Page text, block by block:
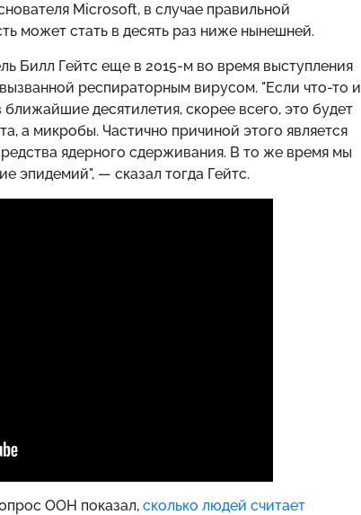
Microsoft, в случае правильной
может стать в десять раз ниже нынешней.
Билл Гейтс еще в 2015-м во время выступления
респираторным вирусом. "Если что-то и
десятилетия, скорее всего, это будет
а микробы. Частично причиной этого является
ядерного сдерживания. В то же время мы
эпидемий", — сказал тогда Гейтс.
ООН показал, сколько людей считает